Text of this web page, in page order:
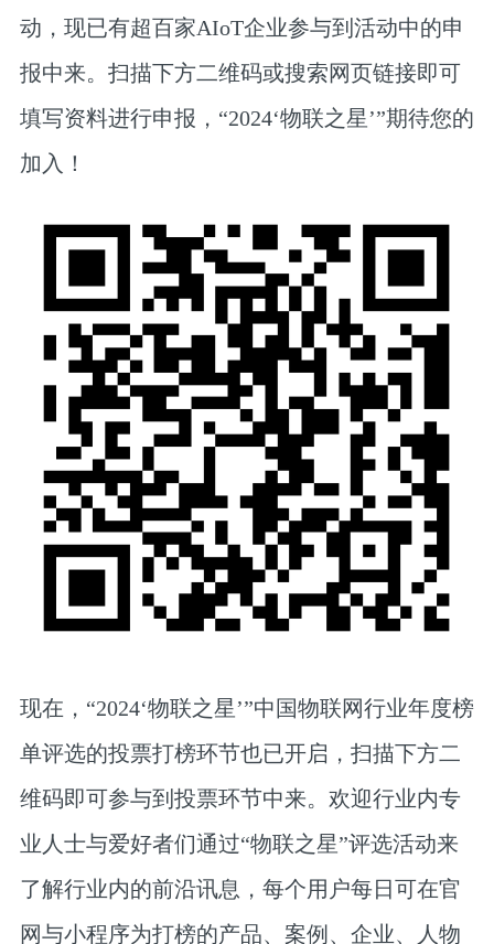
动，现已有超百家AIoT企业参与到活动中的申
报中来。扫描下方二维码或搜索网页链接即可
填写资料进行申报，“2024‘物联之星’”期待您的
加入！
现在，“2024‘物联之星’”中国物联网行业年度榜
单评选的投票打榜环节也已开启，扫描下方二
维码即可参与到投票环节中来。欢迎行业内专
业人士与爱好者们通过“物联之星”评选活动来
了解行业内的前沿讯息，每个用户每日可在官
网与小程序为打榜的产品、案例、企业、人物